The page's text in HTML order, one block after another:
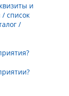
и
список
/